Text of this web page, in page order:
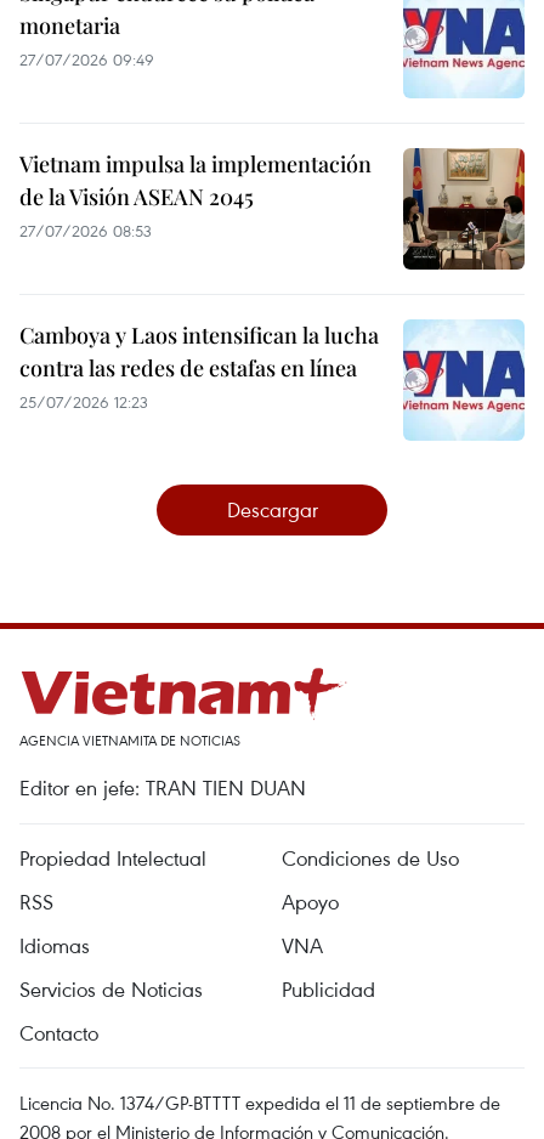
monetaria
27/07/2026 09:49
Vietnam impulsa la implementación
de la Visión ASEAN 2045
27/07/2026 08:53
Camboya y Laos intensifican la lucha
contra las redes de estafas en línea
25/07/2026 12:23
Descargar
AGENCIA VIETNAMITA DE NOTICIAS
Editor en jefe: TRAN TIEN DUAN
Propiedad Intelectual
Condiciones de Uso
RSS
Apoyo
Idiomas
VNA
Servicios de Noticias
Publicidad
Contacto
Licencia No. 1374/GP-BTTTT expedida el 11 de septiembre de
2008 por el Ministerio de Información y Comunicación.